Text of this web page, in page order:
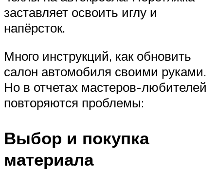
заставляет освоить иглу и
напёрсток.
Много инструкций, как обновить
салон автомобиля своими руками.
Но в отчетах мастеров-любителей
повторяются проблемы:
Выбор и покупка
материала